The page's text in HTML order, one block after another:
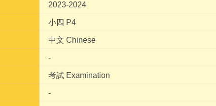
2023-2024
小四 P4
中文 Chinese
-
考試 Examination
-